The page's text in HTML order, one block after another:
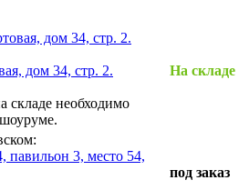
дом 34, стр. 2.
дом 34, стр. 2.
складе необходимо
На складе
павильон 3, место 54,
под заказ